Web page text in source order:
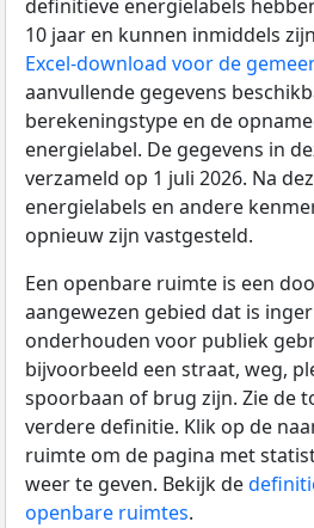
definitieve energielabels
10 jaar en kunnen inmiddels
Excel-download voor de
aanvullende gegevens
berekeningstype en de
energielabel. De gegevens in
verzameld op 1 juli 2026. Na
energielabels en andere
opnieuw zijn vastgesteld.
Een openbare ruimte is een
aangewezen gebied dat is
onderhouden voor publiek
bijvoorbeeld een straat, weg,
spoorbaan of brug zijn. Zie de
verdere definitie. Klik op de
ruimte om de pagina met
weer te geven. Bekijk de
openbare ruimtes.